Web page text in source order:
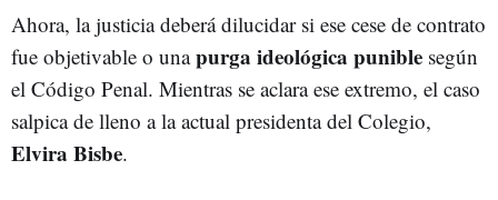
Ahora, la justicia deberá dilucidar si ese cese de contrato
fue objetivable o unapurga ideológica punible según
el Código Penal. Mientras se aclara ese extremo, el caso
salpica de lleno a la actual presidenta del Colegio,
Elvira Bisbe.